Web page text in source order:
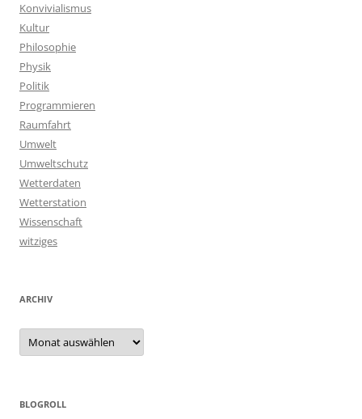
Konvivialismus
Kultur
Philosophie
Physik
Politik
Programmieren
Raumfahrt
Umwelt
Umweltschutz
Wetterdaten
Wetterstation
Wissenschaft
witziges
ARCHIV
Archiv
BLOGROLL